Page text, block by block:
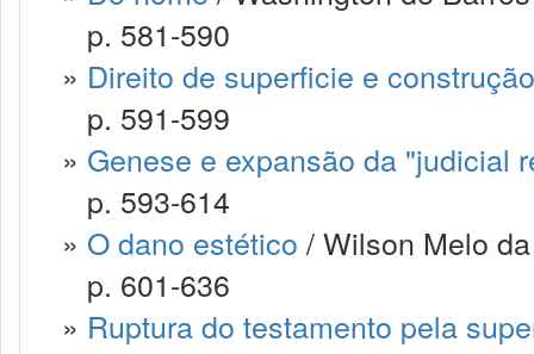
p. 581-590
» Direito de superficie e
p. 591-599
» Genese e expansão da "judicial
p. 593-614
» O dano estético / Wilson Melo
p. 601-636
» Ruptura do testamento pela